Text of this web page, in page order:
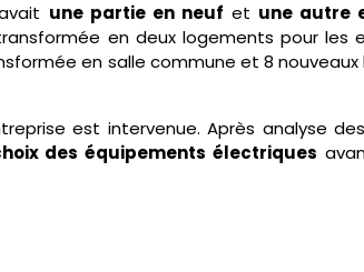
une partie en neuf et une autre
en deux logements pour les
en salle commune et 8
est intervenue. Après analyse
des équipements électriques